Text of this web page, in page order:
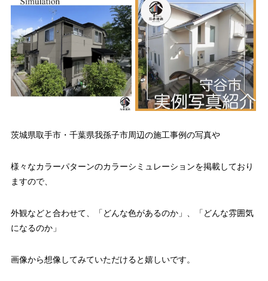
茨城県取手市・千葉県我孫子市周辺の施工事例の写真や
様々なカラーパターンのカラーシミュレーションを掲載しており
ますので、
外観などと合わせて、「どんな色があるのか」、「どんな雰囲気
になるのか」
画像から想像してみていただけると嬉しいです。